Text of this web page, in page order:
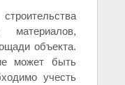
объекта.
может быть
учесть